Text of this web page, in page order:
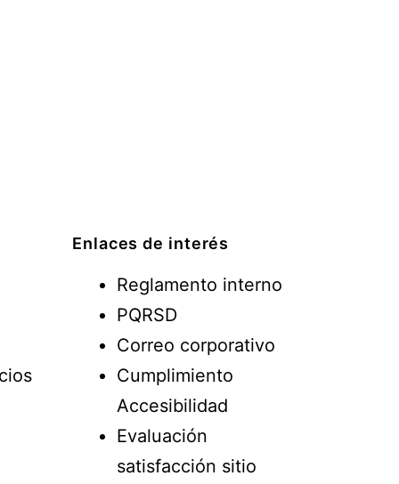
Enlaces de interés
Reglamento interno
PQRSD
Correo corporativo
Cumplimiento
Accesibilidad
Evaluación
satisfacción sitio